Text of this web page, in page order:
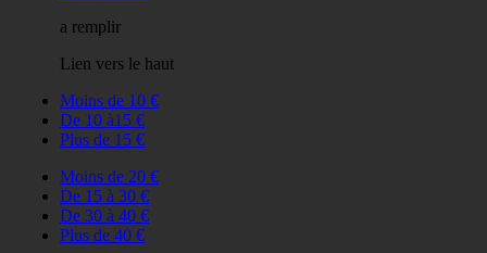
a remplir
Lien vers le haut
Moins de 10 €
De 10 à15 €
Plus de 15 €
Moins de 20 €
De 15 à 30 €
De 30 à 40 €
Plus de 40 €